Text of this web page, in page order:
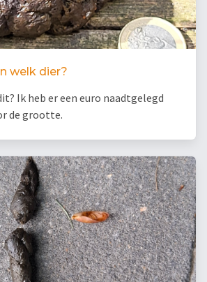
welk dier?
Ik heb er een euro naadtgelegd
de grootte.